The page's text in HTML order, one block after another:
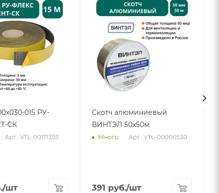
015 РУ-
СК
Арт.: VTL-00171393
/шт
Скотч алюминиевый
ВИНТЭЛ 50х50м
Много Арт.: VTL-00000530
391 руб./шт